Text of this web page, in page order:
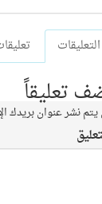
التعليقات
تعليقاً
يتم نشر عنوان بريدك